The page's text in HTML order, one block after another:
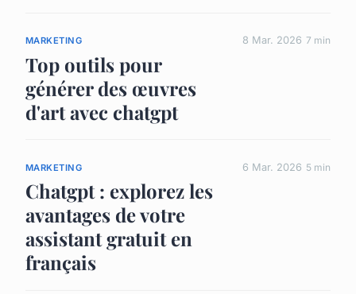
MARKETING
Top outils pour
générer des œuvres
d'art avec chatgpt
8 Mar. 2026 7 min
MARKETING
Chatgpt : explorez les
avantages de votre
assistant gratuit en
français
6 Mar. 2026 5 min